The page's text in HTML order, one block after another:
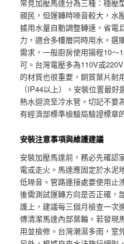
常見加壓馬達分為三種：穩壓
親民，但運轉時噪音較大，水
據用水量自動調整轉速，省電
力，適合多樓層同時用水。選
需求，一般廚房使用揚程10～
可。台灣電壓多為110V或
的材質也很重要，銅質葉片耐
（IP44以上）。安裝位置最
熱水迴流至冷水管。切記不要
有經濟部標準檢驗局驗證標章
安裝注意事項與維護建議
安裝加壓馬達前，務必先確認
電或走火。馬達應固定於水泥
低噪音。管路連接處要使用止
後需測試運轉方向是否正確，
護上，建議每三個月檢查一次
傅清潔馬達內部葉輪。若發現
用並檢修。台灣潮濕多雨，室